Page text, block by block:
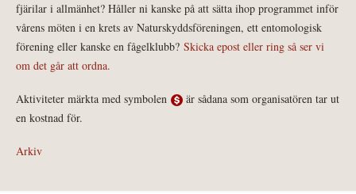
fjärilar i allmänhet? Håller ni kanske på att sätta ihop programmet inför
vårens möten i en krets av Naturskyddsföreningen, ett entomologisk
förening eller kanske en fågelklubb? Skicka epost eller ring så ser vi
om det går att ordna.
Aktiviteter märkta med symbolen
är sådana som organisatören tar ut
en kostnad för.
Arkiv